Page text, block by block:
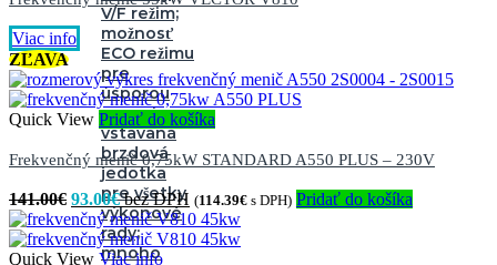
V/F režim;
možnosť
ECO režimu
pre
úsporou
energie;
vstavaná
brzdová
jedotka
pre všetky
výkonové
rady;
mnoho
Viac info
ZĽAVA
Quick View Pridať do košíka
Frekvenčný menič 0,75kW STANDARD A550 PLUS – 230V
141.00€ Pôvodná
cena
bola:
141.00€.
93.00€
Aktuálna
cena
je:
(114.39€ s DPH) Pridať do košíka
Quick View Viac info